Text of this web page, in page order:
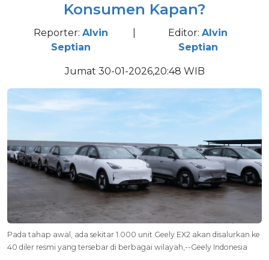
Konsumen Kapan?
Reporter: Alvin
Septian
Editor:Alvin
Septian
Jumat 30-01-2026,20:48 WIB
Pada tahap awal, ada sekitar 1.000 unit Geely EX2 akan disalurkan ke
40 diler resmi yang tersebar di berbagai wilayah,--Geely Indonesia